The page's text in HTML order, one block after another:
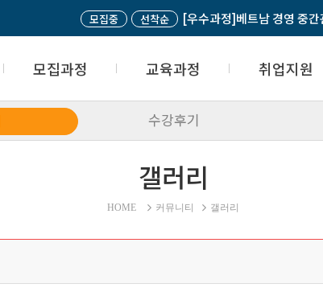
모집과정
모집과정 접수
접수조회
교육과정
국가기간전략산업직종
내일배움카드
고등학교 위탁과정
재직자과정
사업주 위탁과정
취업지원
취업성공패키지
수강후기
갤러리
HOME 커뮤니티 갤러리